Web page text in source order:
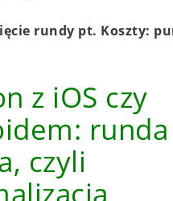
rundy pt. Koszty:
z iOS czy
runda
czyli